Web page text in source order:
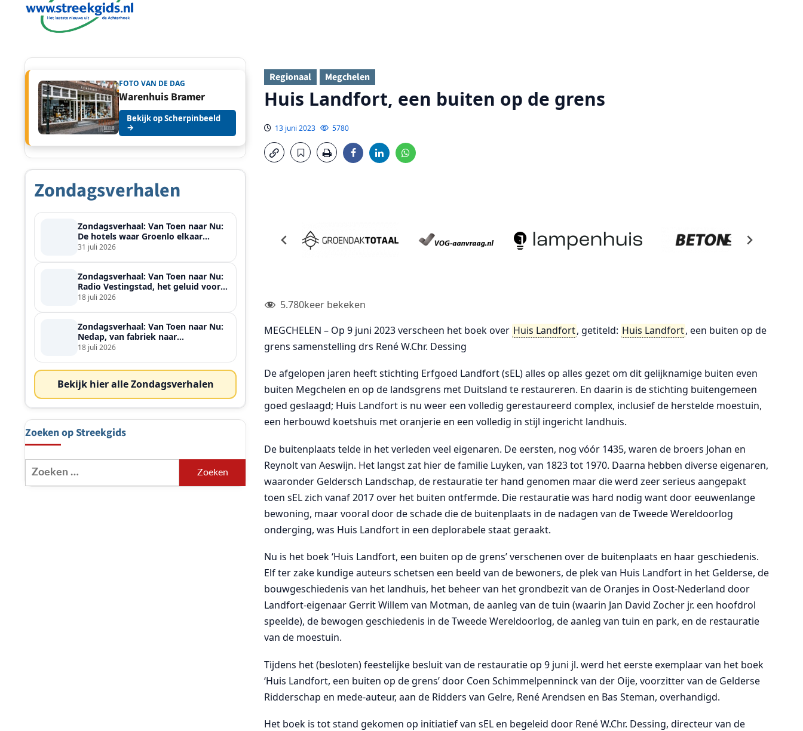
Regionaal Megchelen
Huis Landfort, een buiten op de grens
13 juni 2023 5780
5.780keer bekeken
MEGCHELEN – Op 9 juni 2023 verscheen het boek over Huis Landfort, getiteld: Huis Landfort, een buiten op de
grens samenstelling drs René W.Chr. Dessing
De afgelopen jaren heeft stichting Erfgoed Landfort (sEL) alles op alles gezet om dit gelijknamige buiten even
buiten Megchelen en op de landsgrens met Duitsland te restaureren. En daarin is de stichting buitengemeen
goed geslaagd; Huis Landfort is nu weer een volledig gerestaureerd complex, inclusief de herstelde moestuin,
een herbouwd koetshuis met oranjerie en een volledig in stijl ingericht landhuis.
De buitenplaats telde in het verleden veel eigenaren. De eersten, nog vóór 1435, waren de broers Johan en
Reynolt van Aeswijn. Het langst zat hier de familie Luyken, van 1823 tot 1970. Daarna hebben diverse eigenaren,
waaronder Geldersch Landschap, de restauratie ter hand genomen maar die werd zeer serieus aangepakt
toen sEL zich vanaf 2017 over het buiten ontfermde. Die restauratie was hard nodig want door eeuwenlange
bewoning, maar vooral door de schade die de buitenplaats in de nadagen van de Tweede Wereldoorlog
onderging, was Huis Landfort in een deplorabele staat geraakt.
Nu is het boek ‘Huis Landfort, een buiten op de grens’ verschenen over de buitenplaats en haar geschiedenis.
Elf ter zake kundige auteurs schetsen een beeld van de bewoners, de plek van Huis Landfort in het Gelderse, de
bouwgeschiedenis van het landhuis, het beheer van het grondbezit van de Oranjes in Oost-Nederland door
Landfort-eigenaar Gerrit Willem van Motman, de aanleg van de tuin (waarin Jan David Zocher jr. een hoofdrol
speelde), de bewogen geschiedenis in de Tweede Wereldoorlog, de aanleg van tuin en park, en de restauratie
van de moestuin.
Tijdens het (besloten) feestelijke besluit van de restauratie op 9 juni jl. werd het eerste exemplaar van het boek
‘Huis Landfort, een buiten op de grens’ door Coen Schimmelpenninck van der Oije, voorzitter van de Gelderse
Ridderschap en mede-auteur, aan de Ridders van Gelre, René Arendsen en Bas Steman, overhandigd.
Het boek is tot stand gekomen op initiatief van sEL en begeleid door René W.Chr. Dessing, directeur van de
FOTO VAN DE DAG
Warenhuis Bramer
Bekijk op Scherpinbeeld
→
Zondagsverhalen
Zondagsverhaal: Van Toen naar Nu:
De hotels waar Groenlo elkaar
ontmoette
31 juli 2026
Zondagsverhaal: Van Toen naar Nu:
Radio Vestingstad, het geluid voor
heel de streek
18 juli 2026
Zondagsverhaal: Van Toen naar Nu:
Nedap, van fabriek naar
wereldspeler
18 juli 2026
Bekijk hier alle Zondagsverhalen
Zoeken op Streekgids
Zoeken
naar: